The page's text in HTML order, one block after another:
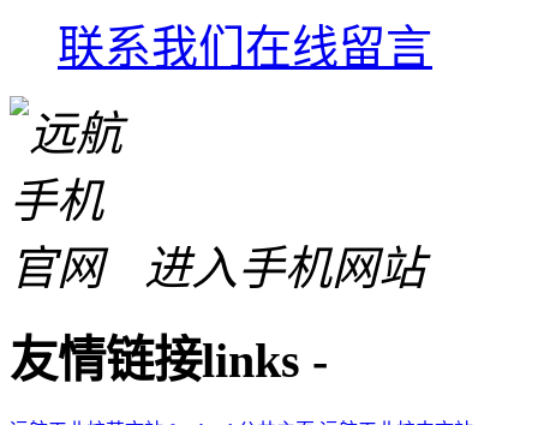
联系我们 在线留言
进入手机网站
友情链接links -